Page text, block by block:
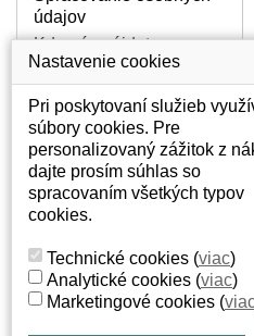
Skladom držíme
spĺňajú vysokú
pixelov a to po
AKO ZISTÍTE AKÝ
DISPLEJ PRE SVOJ
Displej je možné
notebooku, ktorý je
strane notebooku na
batériou. Býva tiež
rámčeku alebo pri
že máte displej
to vďaka
displeja, ktoré sa
EAN kóde.
údajov
Kde nás nájdete
Váš účet
Váš účet
Osobné informácie
Adresy
Nastavenie cookies
Pri poskytovaní služieb
súbory cookies. Pre
personalizovaný zážitok z
dajte prosím súhlas so
spracovaním všetkých typov
cookies.
Technické cookies (viac)
Analytické cookies (viac)
Marketingové cookies (